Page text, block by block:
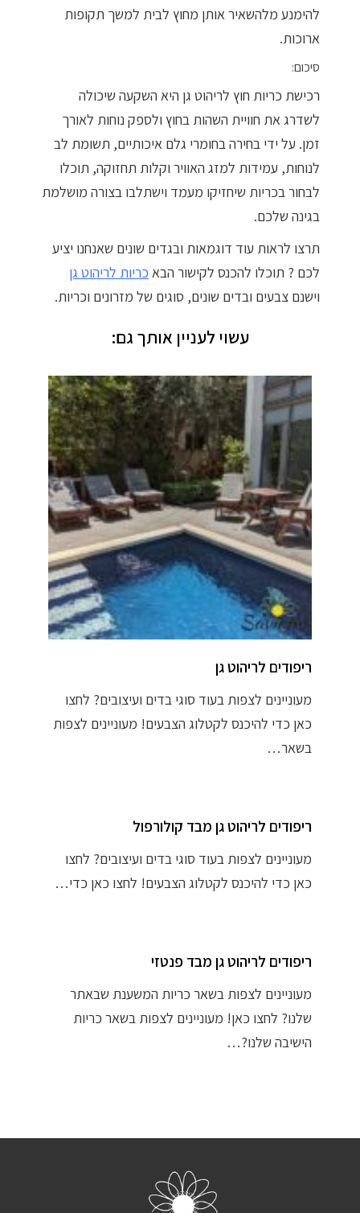
להימנע מלהשאיר אותן מחוץ לבית למשך תקופות
ארוכות.
סיכום:
רכישת כריות חוץ לריהוט גן היא השקעה שיכולה
לשדרג את חוויית השהות בחוץ ולספק נוחות לאורך
זמן. על ידי בחירה בחומרי גלם איכותיים, תשומת לב
לנוחות, עמידות למזג האוויר וקלות תחזוקה, תוכלו
לבחור בכריות שיחזיקו מעמד וישתלבו בצורה מושלמת
בגינה שלכם.
תרצו לראות עוד דוגמאות ובגדים שונים שאנחנו יציע
לכם ? תוכלו להכנס לקישור הבא כריות לריהוט גן
וישנם צבעים ובדים שונים, סוגים של מזרונים וכריות.
עשוי לעניין אותך גם:
ריפודים לריהוט גן
מעוניינים לצפות בעוד סוגי בדים ועיצובים? לחצו
כאן כדי להיכנס לקטלוג הצבעים! מעוניינים לצפות
בשאר…
ריפודים לריהוט גן מבד קולורפול
מעוניינים לצפות בעוד סוגי בדים ועיצובים? לחצו
כאן כדי להיכנס לקטלוג הצבעים! לחצו כאן כדי…
ריפודים לריהוט גן מבד פנטזי
מעוניינים לצפות בשאר כריות המשענת שבאתר
שלנו? לחצו כאן! מעוניינים לצפות בשאר כריות
הישיבה שלנו?…